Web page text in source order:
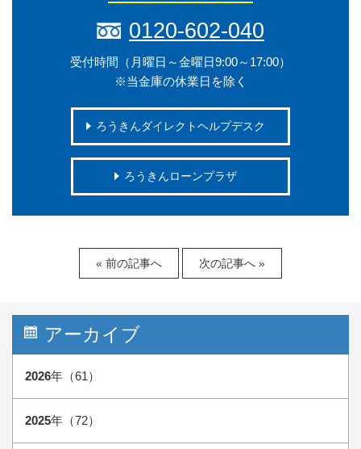
0120-602-040
受付時間（月曜日～金曜日9:00～17:00）
※当金庫の休業日を除く
ろうきんダイレクトヘルプデスク
ろうきんローンプラザ
« 前の記事へ 次の記事へ »
アーカイブ
2026年（61）
2025年（72）